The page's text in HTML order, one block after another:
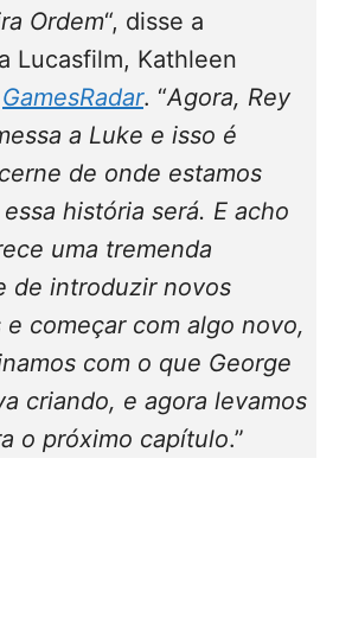
Ordem“, disse a
Lucasfilm, Kathleen
GamesRadar. “Agora, Rey
a Luke e isso é
de onde estamos
história será. E acho
uma tremenda
de introduzir novos
e começar com algo novo,
com o que George
criando, e agora levamos
o próximo capítulo.”